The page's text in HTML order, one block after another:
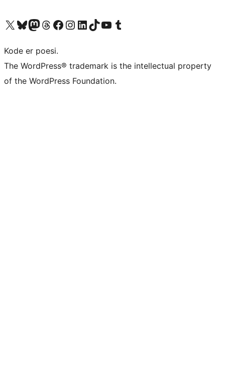
Besøk vår konto på X Visit our Bluesky account
Besøk vår Mastodon-konto
Visit our Threads account
Besøk vår Facebook-sideBesøk vår Instagram-konto
Besøk vår LinkedIn-konto
Visit our TikTok account
Visit our YouTube channel
Visit our Tumblr account
Kode er poesi.
The WordPress® trademark is the intellectual property
of the WordPress Foundation.